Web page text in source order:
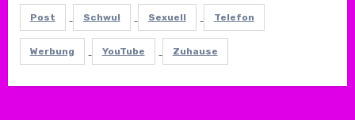
Post Schwul Sexuell Telefon
Werbung YouTube Zuhause